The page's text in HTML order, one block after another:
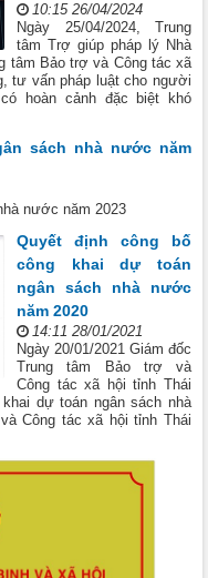
10:15 26/04/2024
Ngày 25/04/2024, Trung
tâm Trợ giúp pháp lý Nhà
tâm Bảo trợ và Công tác xã
tư vấn pháp luật cho người
hoàn cảnh đặc biệt khó
sách nhà nước năm
nước năm 2023
Quyết định công bố
công khai dự toán
ngân sách nhà nước
năm 2020
14:11 28/01/2021
Ngày 20/01/2021 Giám đốc
Trung tâm Bảo trợ và
Công tác xã hội tỉnh Thái
dự toán ngân sách nhà
Công tác xã hội tỉnh Thái